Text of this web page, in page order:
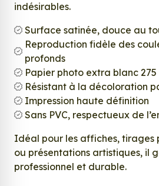
indésirables.
Surface satinée, douce au
Reproduction fidèle des
profonds
Papier photo extra blanc 275
Résistant à la décoloration
Impression haute définition
Sans PVC, respectueux de
Idéal pour les affiches, tirages
ou présentations artistiques, il
professionnel et durable.